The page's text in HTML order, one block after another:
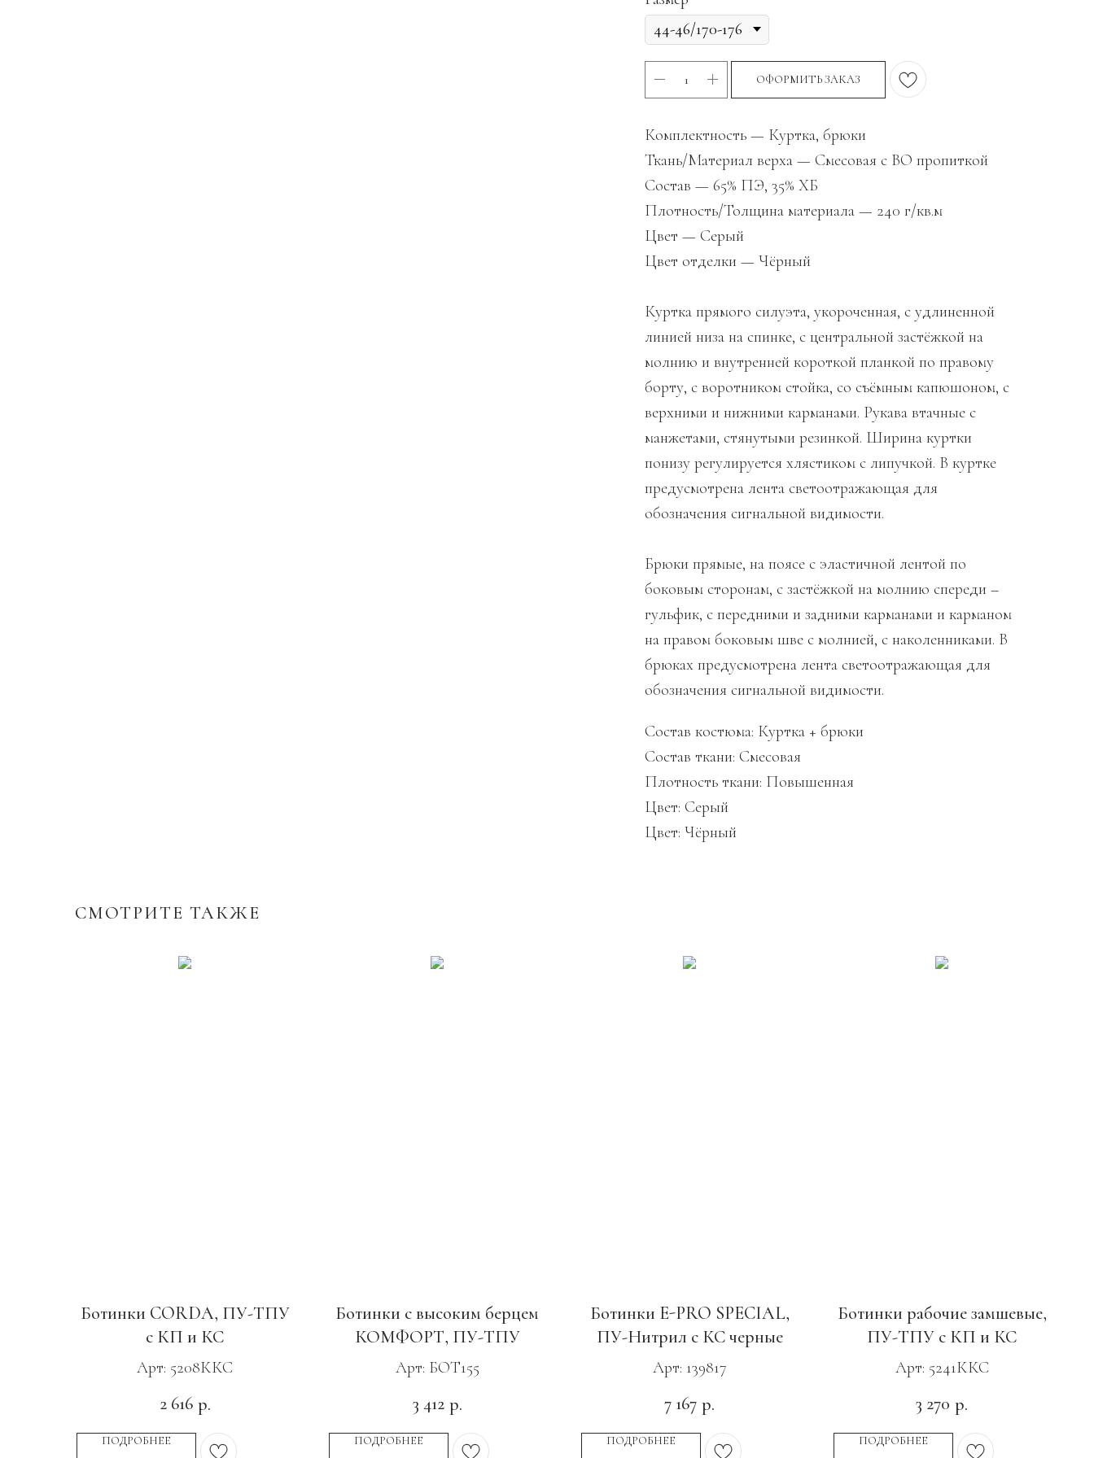
ОФОРМИТЬ ЗАКАЗ
Комплектность — Куртка, брюки
Ткань/Материал верха — Смесовая с ВО пропиткой
Состав — 65% ПЭ, 35% ХБ
Плотность/Толщина материала — 240 г/кв.м
Цвет — Серый
Цвет отделки — Чёрный
Куртка прямого силуэта, укороченная, с удлиненной
линией низа на спинке, с центральной застёжкой на
молнию и внутренней короткой планкой по правому
борту, с воротником стойка, со съёмным капюшоном, с
верхними и нижними карманами. Рукава втачные с
манжетами, стянутыми резинкой. Ширина куртки
понизу регулируется хлястиком с липучкой. В куртке
предусмотрена лента светоотражающая для
обозначения сигнальной видимости.
Брюки прямые, на поясе с эластичной лентой по
боковым сторонам, с застёжкой на молнию спереди –
гульфик, с передними и задними карманами и карманом
на правом боковым шве с молнией, с наколенниками. В
брюках предусмотрена лента светоотражающая для
обозначения сигнальной видимости.
Состав костюма: Куртка + брюки
Состав ткани: Смесовая
Плотность ткани: Повышенная
Цвет: Серый
Цвет: Чёрный
СМОТРИТЕ ТАКЖЕ
Ботинки CORDA, ПУ-ТПУ
с КП и КС
Арт: 5208ККС
2 616 р.
ПОДРОБНЕЕ
Ботинки с высоким берцем
КОМФОРТ, ПУ-ТПУ
Арт: БОТ155
3 412 р.
ПОДРОБНЕЕ
Ботинки E-PRO SPECIAL,
ПУ-Нитрил с КС черные
Арт: 139817
7 167 р.
ПОДРОБНЕЕ
Ботинки рабочие замшевые,
ПУ-ТПУ с КП и КС
Арт: 5241ККС
3 270 р.
ПОДРОБНЕЕ